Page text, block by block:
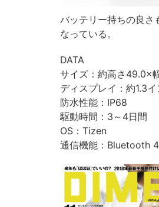
バッテリー持ちの良さ
なっている。
DATA
サイズ：約高さ49.0×
ディスプレイ：約1.3
防水性能：IP68
駆動時間：3～4日間
OS：Tizen
通信機能：Bluetooth